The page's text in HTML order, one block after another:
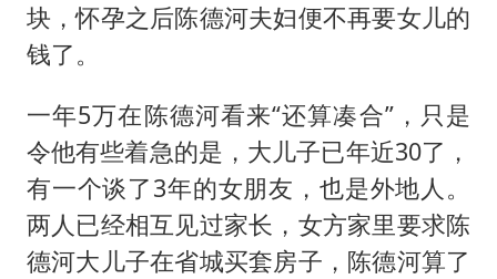
块，怀孕之后陈德河夫妇便不再要女儿的
钱了。
一年5万在陈德河看来“还算凑合”，只是
令他有些着急的是，大儿子已年近30了，
有一个谈了3年的女朋友，也是外地人。
两人已经相互见过家长，女方家里要求陈
德河大儿子在省城买套房子，陈德河算了